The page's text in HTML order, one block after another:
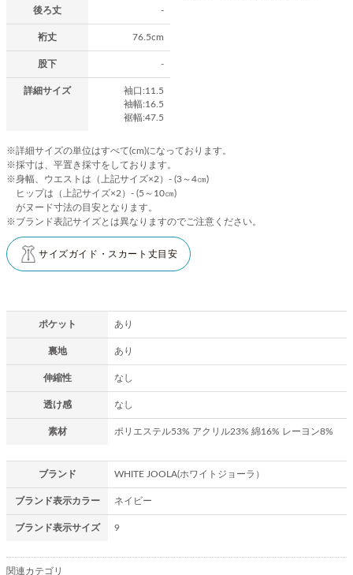
後ろ丈 -
裄丈 76.5cm
股下 -
詳細サイズ
袖口:11.5
袖幅:16.5
裾幅:47.5
※詳細サイズの単位はすべて(cm)になっております。
※採寸は、平置き採寸をしております。
※身幅、ウエストは（上記サイズ×2）- (3～4㎝)
ヒップは（上記サイズ×2）- (5～10㎝)
がヌード寸法の目安となります。
※ブランド表記サイズとは異なりますのでご注意ください。
サイズガイド・スカート丈目安
ポケット あり
裏地 あり
伸縮性 なし
透け感 なし
素材 ポリエステル53% アクリル23% 綿16% レーヨン8%
ブランド WHITE JOOLA(ホワイトジョーラ）
ブランド表示カラー ネイビー
ブランド表示サイズ 9
関連カテゴリ